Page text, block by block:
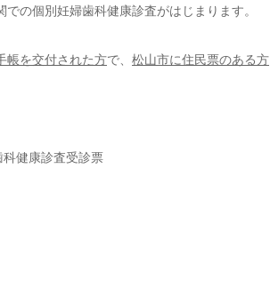
の個別妊婦歯科健康診査がはじまります。
帳を交付された方で、 松山市に住民票のある方
健康診査受診票